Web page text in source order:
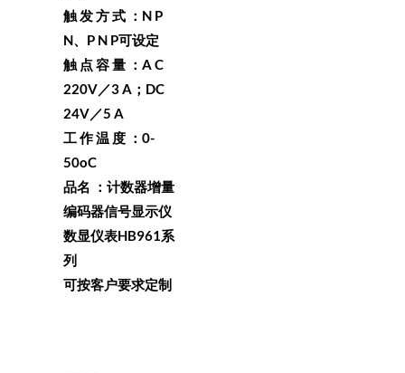
触 发 方 式 ：N P
N、P N P可设定
触 点 容 量 ：A C
220V／3 A；DC
24V／5 A
工 作 温 度 ：0-
50oC
品名 ：计数器增量
编码器信号显示仪
数显仪表HB961系
列
可按客户要求定制